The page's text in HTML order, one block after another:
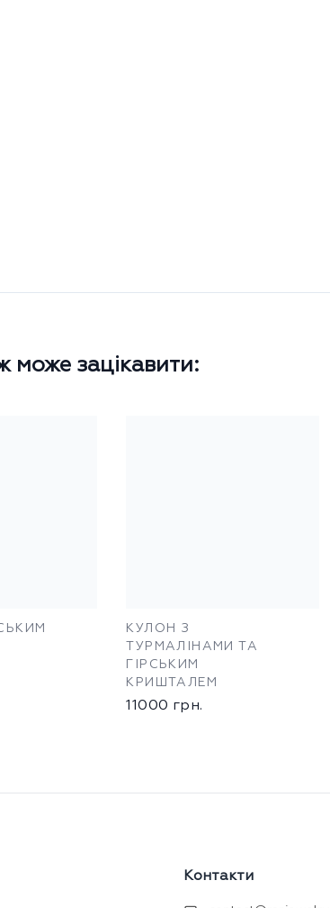
може зацікавити:
КУЛОН З
ТУРМАЛІНАМИ ТА
ГІРСЬКИМ
КРИШТАЛЕМ
11000 грн.
Контакти